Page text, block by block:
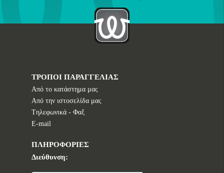
ΤΡΟΠΟΙ ΠΑΡΑΓΓΕΛΙΑΣ
Από το κατάστημα μας
Από την ιστοσελίδα μας
Tηλεφωνικά - Φαξ
E-mail
ΠΛΗΡΟΦΟΡΙΕΣ
Διεύθυνση: